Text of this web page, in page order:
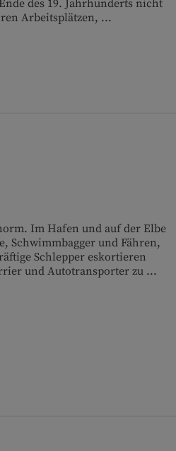
des 19. Jahrhunderts nicht
Arbeitsplätzen, ...
Im Hafen und auf der Elbe
Schwimmbagger und Fähren,
Schlepper eskortieren
und Autotransporter zu ...